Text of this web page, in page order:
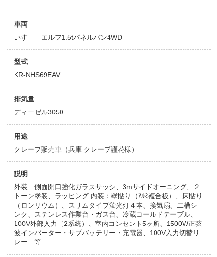
車両
いすゞ エルフ1.5tパネルバン4WD
型式
KR-NHS69EAV
排気量
ディーゼル3050
用途
クレープ販売車（兵庫 クレープ謹花様）
説明
外装：側面開口強化ガラスサッシ、3mサイドオーニング、２
トーン塗装、ラッピング 内装：壁貼り（ｱﾙﾐ複合板）、床貼り
（ロンリウム）、スリムタイプ蛍光灯４本、換気扇、二槽シ
ンク、ステンレス作業台・ガス台、冷蔵コールドテーブル、
100V外部入力（2系統）、室内コンセント5ヶ所、1500W正弦
波インバーター・サブバッテリー・充電器、100V入力切替リ
レー 等